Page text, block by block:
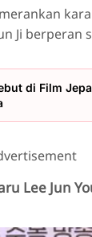
Ji berperan
di Film
Lee Jun